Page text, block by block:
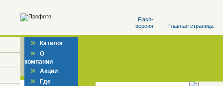
Flash-
версия
Главная страница
» Каталог
» О
компании
» Акции
» Где